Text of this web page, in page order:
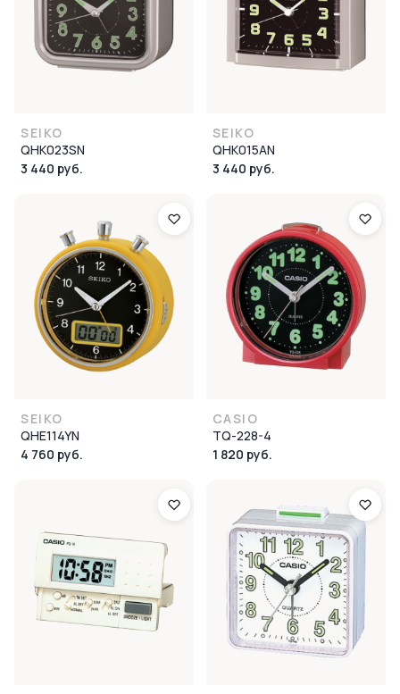
SEIKO
QHK023SN
3 440 руб.
SEIKO
QHK015AN
3 440 руб.
SEIKO
QHE114YN
4 760 руб.
CASIO
TQ-228-4
1 820 руб.